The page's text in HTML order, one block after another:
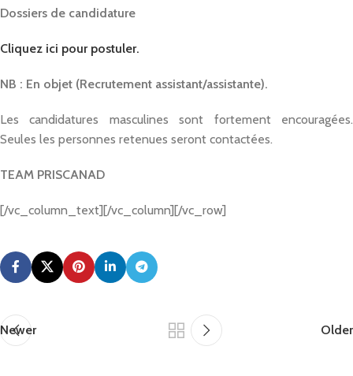
Dossiers de candidature
Cliquez ici pour postuler.
NB : En objet (Recrutement assistant/assistante).
Les candidatures masculines sont fortement encouragées.
Seules les personnes retenues seront contactées.
TEAM PRISCANAD
[/vc_column_text][/vc_column][/vc_row]
Newer Older